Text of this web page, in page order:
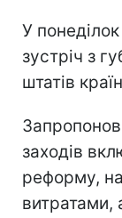
У
зустріч з
штатів
заходів
реформу,
витратами,